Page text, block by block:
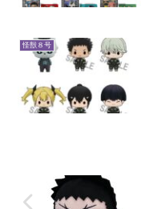
怪獣８号